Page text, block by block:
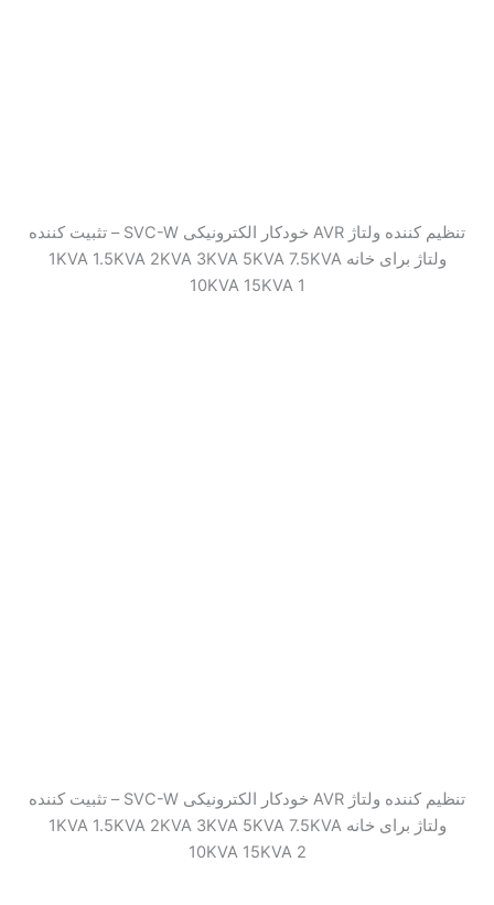
تنظیم کننده ولتاژ AVR خودکار الکترونیکی SVC-W – تثبیت کننده
ولتاژ برای خانه 1KVA 1.5KVA 2KVA 3KVA 5KVA 7.5KVA
10KVA 15KVA 1
تنظیم کننده ولتاژ AVR خودکار الکترونیکی SVC-W – تثبیت کننده
ولتاژ برای خانه 1KVA 1.5KVA 2KVA 3KVA 5KVA 7.5KVA
10KVA 15KVA 2